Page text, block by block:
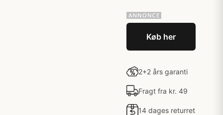
Køb her
2+2 års garanti
Fragt fra kr. 49
14 dages returret